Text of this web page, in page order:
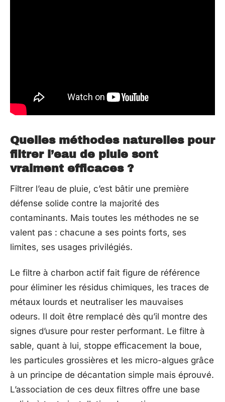
Quelles méthodes naturelles pour
filtrer l’eau de pluie sont
vraiment efficaces ?
Filtrer l’eau de pluie, c’est bâtir une première
défense solide contre la majorité des
contaminants. Mais toutes les méthodes ne se
valent pas : chacune a ses points forts, ses
limites, ses usages privilégiés.
Le filtre à charbon actif fait figure de référence
pour éliminer les résidus chimiques, les traces de
métaux lourds et neutraliser les mauvaises
odeurs. Il doit être remplacé dès qu’il montre des
signes d’usure pour rester performant. Le filtre à
sable, quant à lui, stoppe efficacement la boue,
les particules grossières et les micro-algues grâce
à un principe de décantation simple mais éprouvé.
L’association de ces deux filtres offre une base